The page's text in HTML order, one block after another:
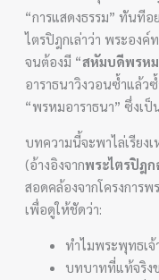
“การแสดงธรรม” ทันที
ไตรปิฎกเล่าว่า พระองค์
จนต้องมี “สหัมบดีพรหม
อาราธนาวิงวอนซ้ำแล้ว
“พรหมอาราธนา” ซึ่งเ
บทความนี้จะพาไล่เรียง
(อ้างอิงจากพระไตรปิฎ
สอดคล้องจากโครงการ
เพื่อดูให้ชัดว่า:
ทำไมพระพุทธเจ้
บทบาทที่แท้จริง